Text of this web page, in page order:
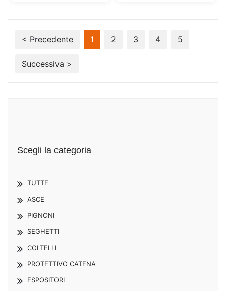
< Precedente 1 2 3 4 5
Successiva >
Scegli la categoria
TUTTE
ASCE
PIGNONI
SEGHETTI
COLTELLI
PROTETTIVO CATENA
ESPOSITORI